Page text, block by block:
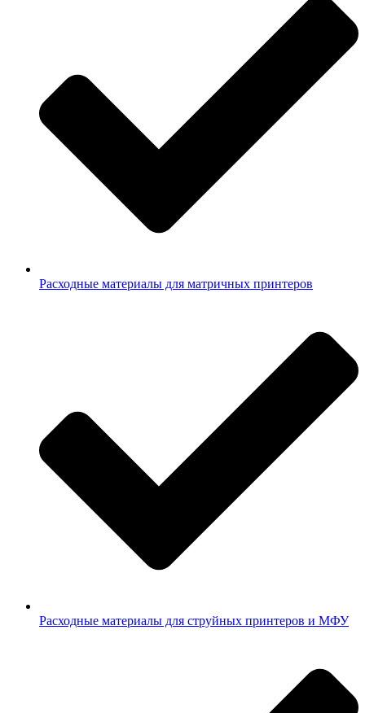
Расходные материалы для матричных принтеров
Расходные материалы для струйных принтеров и МФУ